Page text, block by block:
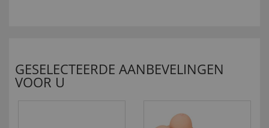
GESELECTEERDE AANBEVELINGEN
VOOR U